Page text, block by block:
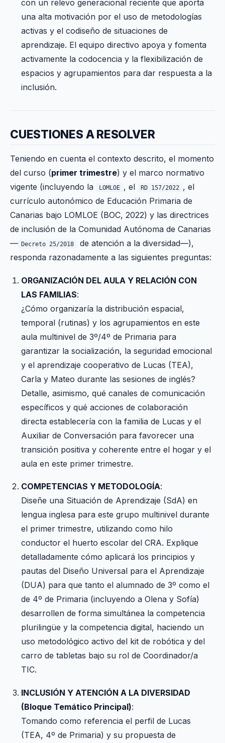
con un relevo generacional reciente que aporta
una alta motivación por el uso de metodologías
activas y el codiseño de situaciones de
aprendizaje. El equipo directivo apoya y fomenta
activamente la codocencia y la flexibilización de
espacios y agrupamientos para dar respuesta a la
inclusión.
CUESTIONES A RESOLVER
Teniendo en cuenta el contexto descrito, el momento
del curso (primer trimestre) y el marco normativo
vigente (incluyendo la
LOMLOE , el RD 157/2022 , el
currículo autonómico de Educación Primaria de
Canarias bajo LOMLOE (BOC, 2022) y las directrices
de inclusión de la Comunidad Autónoma de Canarias
— Decreto 25/2018
de atención a la diversidad—),
responda razonadamente a las siguientes preguntas:
ORGANIZACIÓN DEL AULA Y RELACIÓN CON
LAS FAMILIAS:
¿Cómo organizaría la distribución espacial,
temporal (rutinas) y los agrupamientos en este
aula multinivel de 3º/4º de Primaria para
garantizar la socialización, la seguridad emocional
y el aprendizaje cooperativo de Lucas (TEA),
Carla y Mateo durante las sesiones de inglés?
Detalle, asimismo, qué canales de comunicación
específicos y qué acciones de colaboración
directa establecería con la familia de Lucas y el
Auxiliar de Conversación para favorecer una
transición positiva y coherente entre el hogar y el
aula en este primer trimestre.
COMPETENCIAS Y METODOLOGÍA:
Diseñe una Situación de Aprendizaje (SdA) en
lengua inglesa para este grupo multinivel durante
el primer trimestre, utilizando como hilo
conductor el huerto escolar del CRA. Explique
detalladamente cómo aplicará los principios y
pautas del Diseño Universal para el Aprendizaje
(DUA) para que tanto el alumnado de 3º como el
de 4º de Primaria (incluyendo a Olena y Sofía)
desarrollen de forma simultánea la competencia
plurilingüe y la competencia digital, haciendo un
uso metodológico activo del kit de robótica y del
carro de tabletas bajo su rol de Coordinador/a
TIC.
INCLUSIÓN Y ATENCIÓN A LA DIVERSIDAD
(Bloque Temático Principal):
Tomando como referencia el perfil de Lucas
(TEA, 4º de Primaria) y su propuesta de